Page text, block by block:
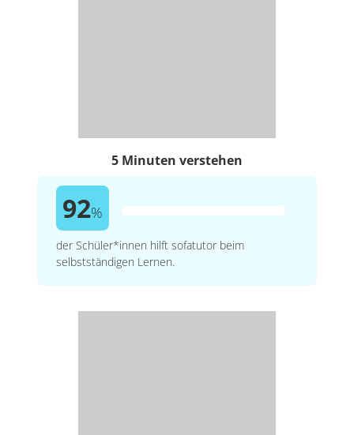
5 Minuten verstehen
92%
der Schüler*innen hilft sofatutor beim
selbstständigen Lernen.